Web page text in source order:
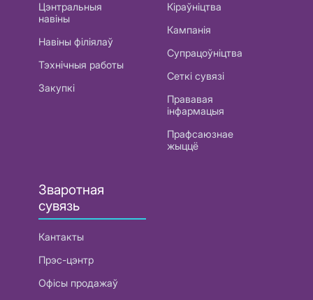
Цэнтральныя
навіны
Навіны філіялаў
Тэхнічныя работы
Закупкі
Кіраўніцтва
Кампанія
Супрацоўніцтва
Сеткі сувязі
Прававая
інфармацыя
Прафсаюзнае
жыццё
Зваротная
сувязь
Кантакты
Прэс-цэнтр
Офісы продажаў